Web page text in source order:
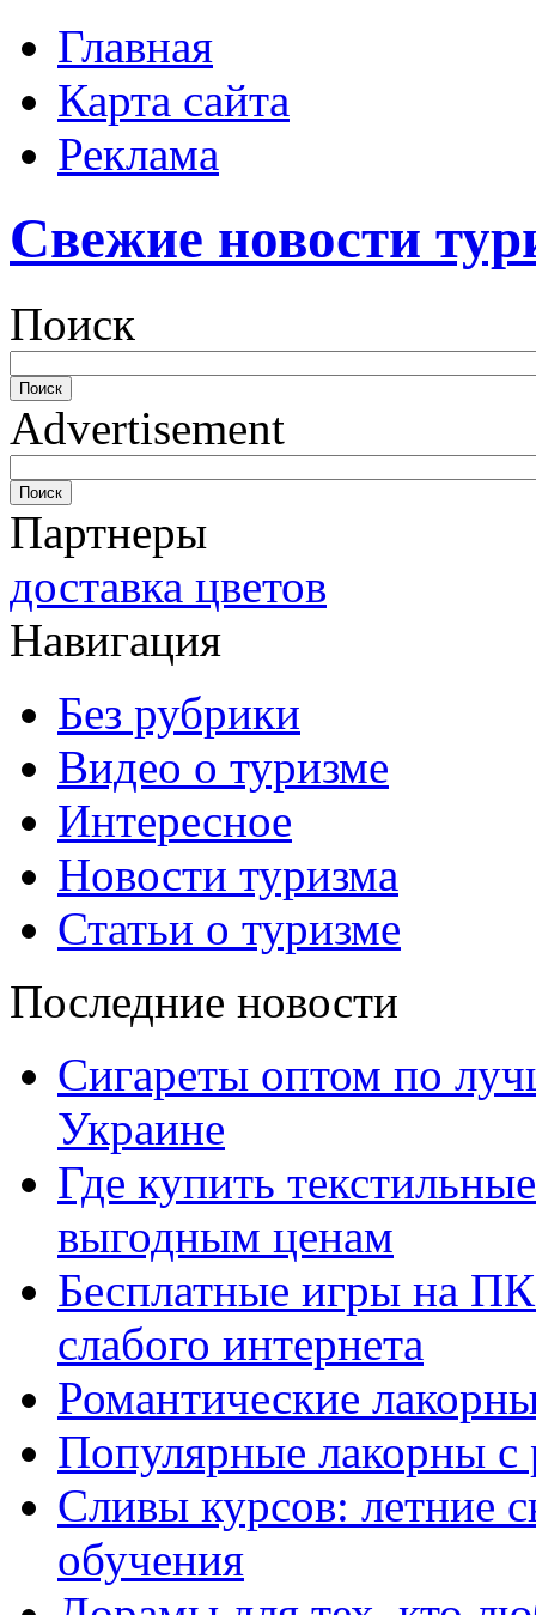
Главная
Карта сайта
Реклама
Свежие новости
Поиск
Advertisement
Партнеры
доставка цветов
Навигация
Без рубрики
Видео о туризме
Интересное
Новости туризма
Статьи о туризме
Последние новости
Сигареты оптом по
Украине
Где купить
выгодным ценам
Бесплатные игры на
слабого интернета
Романтические
Популярные лакорны с
Сливы курсов: летние
обучения